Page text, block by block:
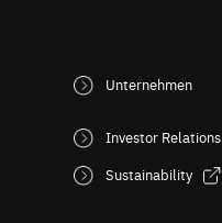
Unternehmen
Investor Relations
Sustainability